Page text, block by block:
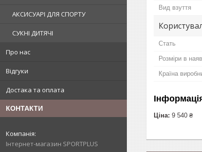
АКСИСУАРІ ДЛЯ СПОРТУ
СУКНІ ДИТЯЧІ
Про нас
Відгуки
Достака та оплата
КОНТАКТИ
Інтернет-магазин SPORTPLUS
Вид взуття
Стать
Розміри в
Країна
Ціна: 9 540 ₴